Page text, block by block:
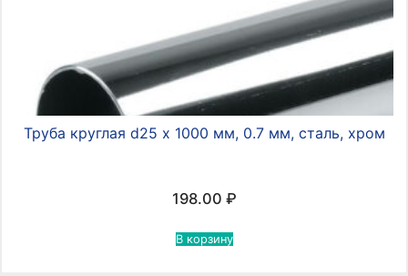
Труба круглая d25 х 1000 мм, 0.7 мм, сталь, хром
198.00 ₽
В корзину